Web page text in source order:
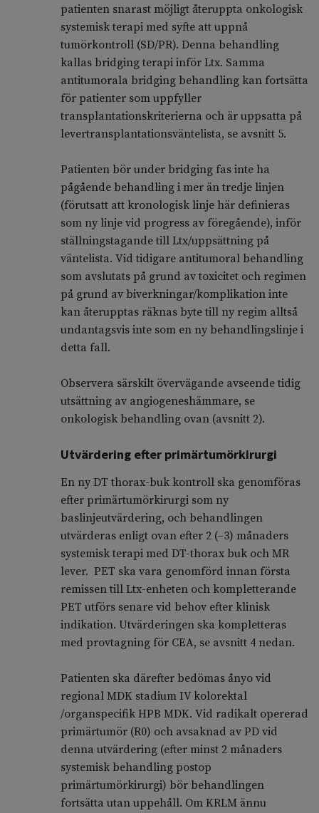
patienten snarast möjligt återuppta onkologisk
systemisk terapi med syfte att uppnå
tumörkontroll (SD/PR). Denna behandling
kallas bridging terapi inför Ltx. Samma
antitumorala bridging behandling kan fortsätta
för patienter som uppfyller
transplantationskriterierna och är uppsatta på
levertransplantationsväntelista, se avsnitt 5.
Patienten bör under bridging fas inte ha
pågående behandling i mer än tredje linjen
(förutsatt att kronologisk linje här definieras
som ny linje vid progress av föregående), inför
ställningstagande till Ltx/uppsättning på
väntelista. Vid tidigare antitumoral behandling
som avslutats på grund av toxicitet och regimen
på grund av biverkningar/komplikation inte
kan återupptas räknas byte till ny regim alltså
undantagsvis inte som en ny behandlingslinje i
detta fall.
Observera särskilt övervägande avseende tidig
utsättning av angiogeneshämmare, se
onkologisk behandling ovan (avsnitt 2).
Utvärdering efter primärtumörkirurgi
En ny DT thorax-buk kontroll ska genomföras
efter primärtumörkirurgi som ny
baslinjeutvärdering, och behandlingen
utvärderas enligt ovan efter 2 (–3) månaders
systemisk terapi med DT-thorax buk och MR
lever. PET ska vara genomförd innan första
remissen till Ltx-enheten och kompletterande
PET utförs senare vid behov efter klinisk
indikation. Utvärderingen ska kompletteras
med provtagning för CEA, se avsnitt 4 nedan.
Patienten ska därefter bedömas ånyo vid
regional MDK stadium IV kolorektal
/organspecifik HPB MDK. Vid radikalt opererad
primärtumör (R0) och avsaknad av PD vid
denna utvärdering (efter minst 2 månaders
systemisk behandling postop
primärtumörkirurgi) bör behandlingen
fortsätta utan uppehåll. Om KRLM ännu